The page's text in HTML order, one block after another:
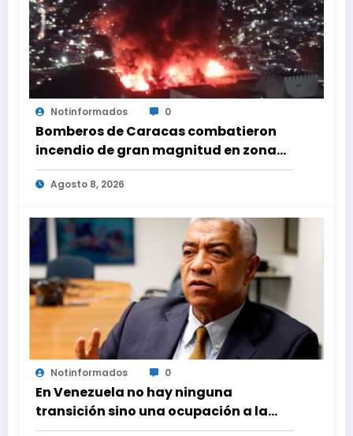
Notinformados 0
Bomberos de Caracas combatieron
incendio de gran magnitud en zona
industrial de El Llanito
Agosto 8, 2026
Notinformados 0
En Venezuela no hay ninguna
transición sino una ocupación a la
fuerza